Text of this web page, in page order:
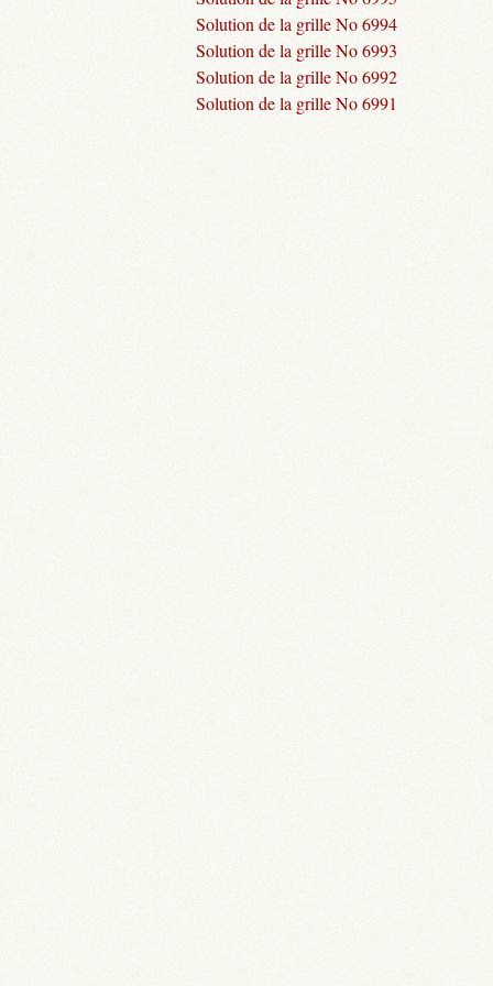
Solution de la grille No 6994
Solution de la grille No 6993
Solution de la grille No 6992
Solution de la grille No 6991